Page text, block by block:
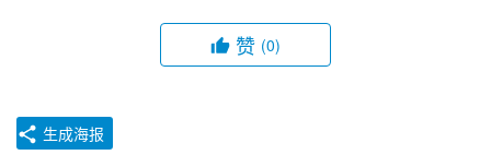
赞 (0)
生成海报